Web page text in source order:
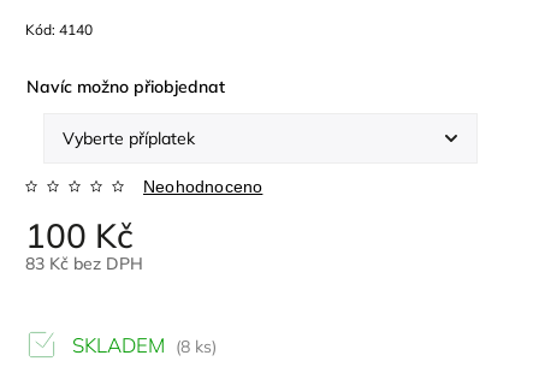
Kód: 4140
Navíc možno přiobjednat
Neohodnoceno
100 Kč
83 Kč bez DPH
SKLADEM (8 ks)